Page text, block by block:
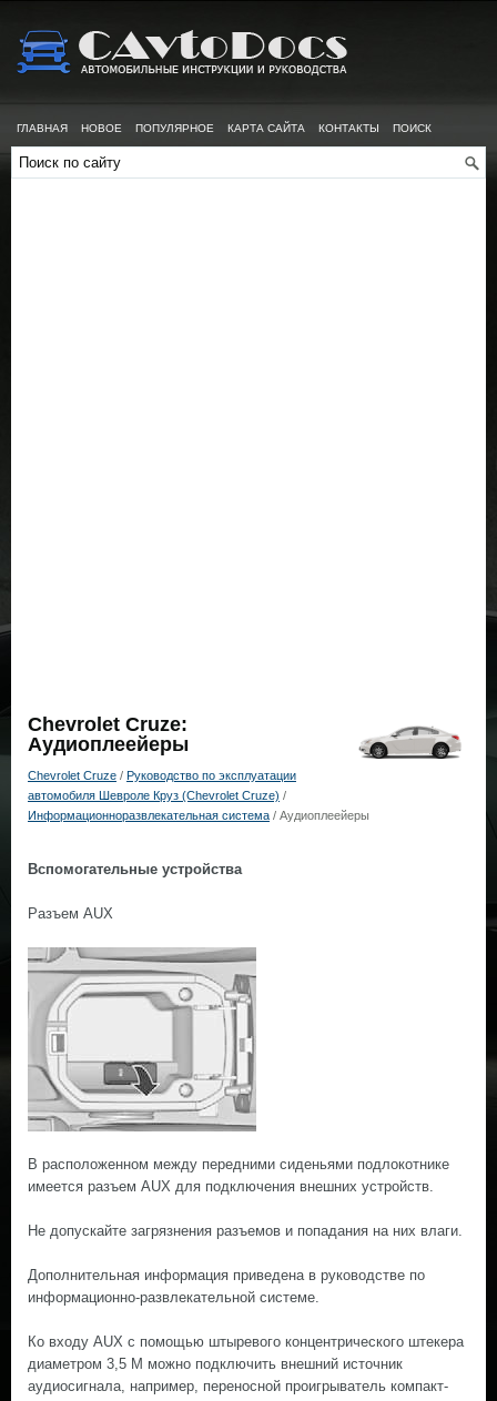
ГЛАВНАЯ НОВОЕ ПОПУЛЯРНОЕ КАРТА САЙТА КОНТАКТЫ ПОИСК
Chevrolet Cruze:
Аудиоплeeйеры
Chevrolet Cruze / Руководство по эксплуатации
автомобиля Шевроле Круз (Chevrolet Cruze) /
Информационноразвлекательная система / Аудиоплeeйеры
Вспомогательные устройства
Разъем AUX
В расположенном между передними сиденьями подлокотнике
имeeтся разъем AUX для подключения внешних устройств.
Не допускайте загрязнения разъемов и попадания на них влаги.
Дополнительная информация приведена в руководстве по
информационно-развлекательной системе.
Ко входу AUX с помощью штыревого концентрического штекера
диаметром 3,5 М можно подключить внешний источник
аудиосигнала, например, переносной проигрыватель компакт-